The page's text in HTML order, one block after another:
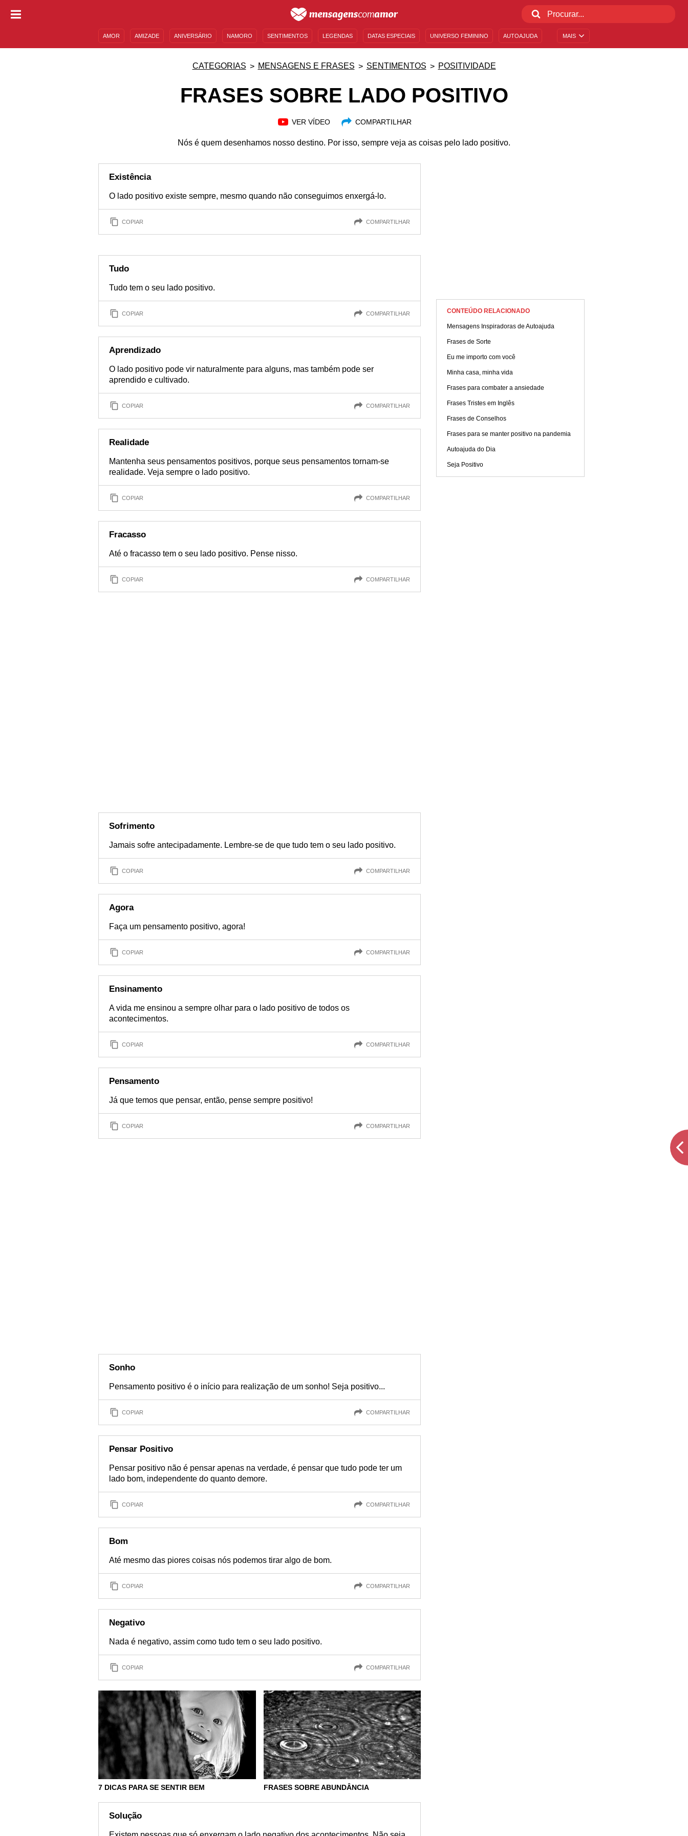
MAIS
AMOR AMIZADE ANIVERSÁRIO NAMORO SENTIMENTOS LEGENDAS DATAS ESPECIAIS UNIVERSO FEMININO AUTOAJUDA
CATEGORIAS MENSAGENS E FRASES SENTIMENTOS POSITIVIDADE
FRASES SOBRE LADO POSITIVO
VER VÍDEO COMPARTILHAR
Nós é quem desenhamos nosso destino. Por isso, sempre veja as coisas pelo lado positivo.
Existência
O lado positivo existe sempre, mesmo quando não conseguimos enxergá-lo.
COPIAR COMPARTILHAR
Tudo
Tudo tem o seu lado positivo.
COPIAR COMPARTILHAR
Aprendizado
O lado positivo pode vir naturalmente para alguns, mas também pode ser
aprendido e cultivado.
COPIAR COMPARTILHAR
Realidade
Mantenha seus pensamentos positivos, porque seus pensamentos tornam-se
realidade. Veja sempre o lado positivo.
COPIAR COMPARTILHAR
Fracasso
Até o fracasso tem o seu lado positivo. Pense nisso.
COPIAR COMPARTILHAR
Sofrimento
Jamais sofre antecipadamente. Lembre-se de que tudo tem o seu lado positivo.
COPIAR COMPARTILHAR
Agora
Faça um pensamento positivo, agora!
COPIAR COMPARTILHAR
Ensinamento
A vida me ensinou a sempre olhar para o lado positivo de todos os
acontecimentos.
COPIAR COMPARTILHAR
Pensamento
Já que temos que pensar, então, pense sempre positivo!
COPIAR COMPARTILHAR
Sonho
Pensamento positivo é o início para realização de um sonho! Seja positivo...
COPIAR COMPARTILHAR
Pensar Positivo
Pensar positivo não é pensar apenas na verdade, é pensar que tudo pode ter um
lado bom, independente do quanto demore.
COPIAR COMPARTILHAR
Bom
Até mesmo das piores coisas nós podemos tirar algo de bom.
COPIAR COMPARTILHAR
Negativo
Nada é negativo, assim como tudo tem o seu lado positivo.
COPIAR COMPARTILHAR
7 DICAS PARA SE SENTIR BEM FRASES SOBRE ABUNDÂNCIA
Solução
CONTEÚDO RELACIONADO
Mensagens Inspiradoras de Autoajuda
Frases de Sorte
Eu me importo com você
Minha casa, minha vida
Frases para combater a ansiedade
Frases Tristes em Inglês
Frases de Conselhos
Frases para se manter positivo na pandemia
Autoajuda do Dia
Seja Positivo